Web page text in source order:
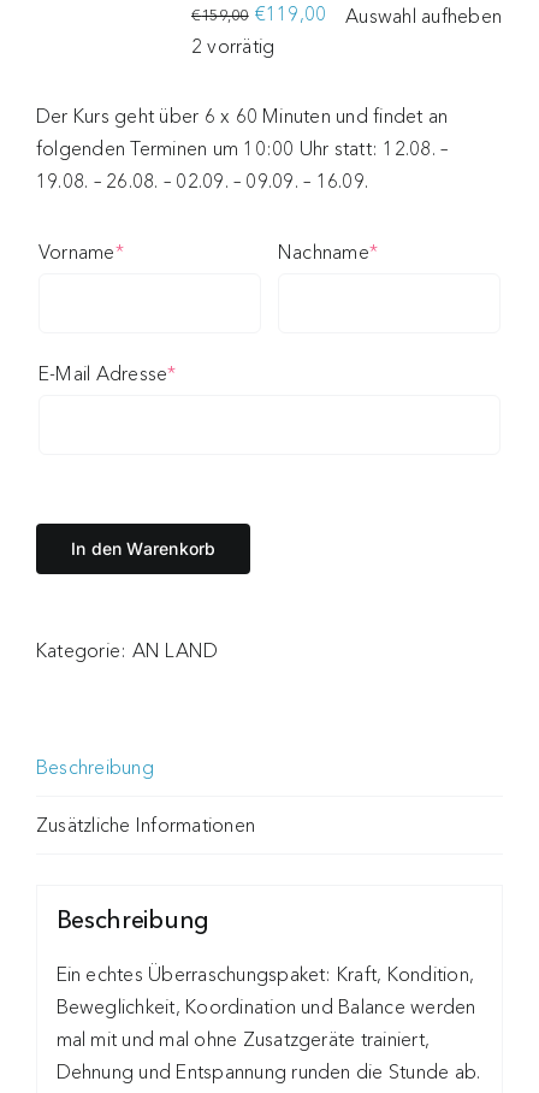
€159,00
Ursprünglicher
Preis
€159,00
€119,00
Aktueller
Preis
€119,00.
2 vorrätig
Auswahl aufheben
Der Kurs geht über 6 x 60 Minuten und findet an
folgenden Terminen um 10:00 Uhr statt: 12.08. –
19.08. – 26.08. – 02.09. – 09.09. – 16.09.
Vorname*(required) Nachname*(required)
E-Mail Adresse*(required)
In den Warenkorb
Kategorie: AN LAND
Beschreibung
Zusätzliche Informationen
Beschreibung
Ein echtes Überraschungspaket: Kraft, Kondition,
Beweglichkeit, Koordination und Balance werden
mal mit und mal ohne Zusatzgeräte trainiert,
Dehnung und Entspannung runden die Stunde ab.